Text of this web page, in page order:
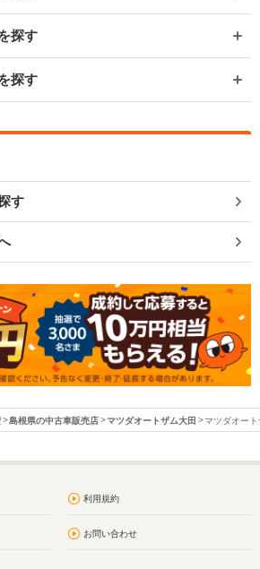
探す
探す
す
島根県の中古車販売店 マツダオートザム大田 マツダオー
利用規約
お問い合わせ